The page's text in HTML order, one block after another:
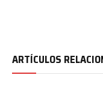
ARTÍCULOS